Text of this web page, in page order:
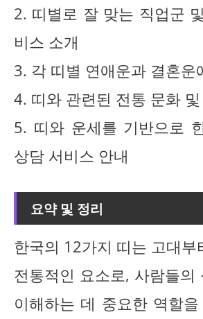
2. 띠별로 잘 맞는 직업군
비스 소개
3. 각 띠별 연애운과 결혼운
4. 띠와 관련된 전통 문화
5. 띠와 운세를 기반으로
상담 서비스 안내
요약 및 정리
한국의 12가지 띠는 고대부
전통적인 요소로, 사람들의
이해하는 데 중요한 역할